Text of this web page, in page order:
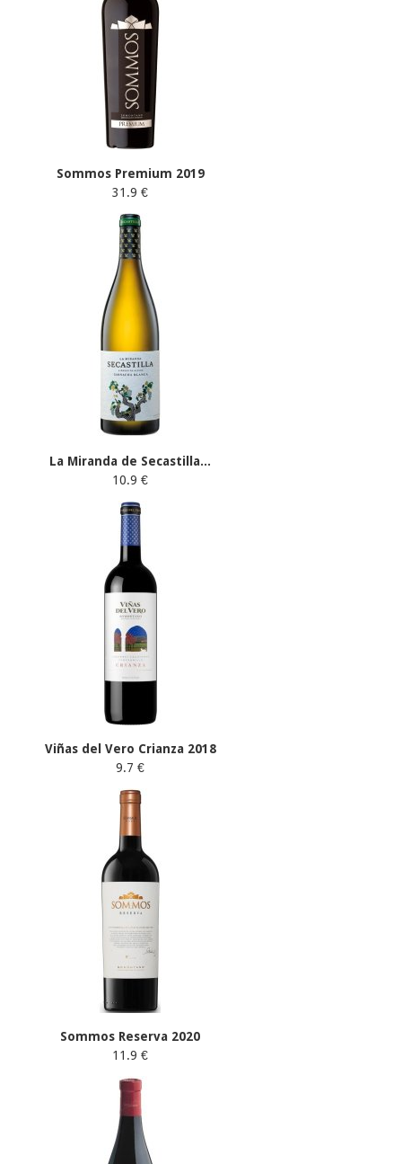
Sommos Premium 2019
31.9 €
La Miranda de Secastilla...
10.9 €
Viñas del Vero Crianza 2018
9.7 €
Sommos Reserva 2020
11.9 €